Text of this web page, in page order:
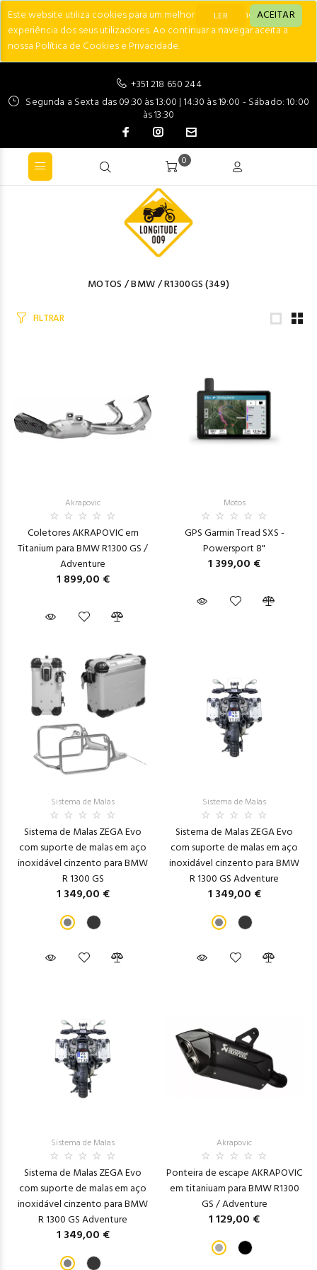
Este website utiliza cookies para um melhor desempenho e
experiência dos seus utilizadores. Ao continuar a navegar aceita a
nossa Política de Cookies e Privacidade.
LER ACEITAR
+351 218 650 244
Segunda a Sexta das 09:30 às 13:00 | 14:30 às 19:00 - Sábado: 10:00
às 13:30
0
MOTOS /BMW/R1300GS(349)
FILTRAR
Akrapovic
Coletores AKRAPOVIC em
Titanium para BMW R1300 GS /
Adventure
1 899,00 €
Motos
GPS Garmin Tread SXS -
Powersport 8"
1 399,00 €
Sistema de Malas
Sistema de Malas ZEGA Evo
com suporte de malas em aço
inoxidável cinzento para BMW
R 1300 GS
1 349,00 €
Sistema de Malas
Sistema de Malas ZEGA Evo
com suporte de malas em aço
inoxidável cinzento para BMW
R 1300 GS Adventure
1 349,00 €
Sistema de Malas
Sistema de Malas ZEGA Evo
com suporte de malas em aço
inoxidável cinzento para BMW
R 1300 GS Adventure
1 349,00 €
Akrapovic
Ponteira de escape AKRAPOVIC
em titaniuam para BMW R1300
GS / Adventure
1 129,00 €